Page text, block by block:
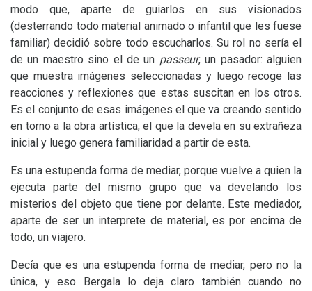
modo que, aparte de guiarlos en sus visionados
(desterrando todo material animado o infantil que les fuese
familiar) decidió sobre todo escucharlos. Su rol no sería el
de un maestro sino el de un passeur, un pasador: alguien
que muestra imágenes seleccionadas y luego recoge las
reacciones y reflexiones que estas suscitan en los otros.
Es el conjunto de esas imágenes el que va creando sentido
en torno a la obra artística, el que la devela en su extrañeza
inicial y luego genera familiaridad a partir de esta.
Es una estupenda forma de mediar, porque vuelve a quien la
ejecuta parte del mismo grupo que va develando los
misterios del objeto que tiene por delante. Este mediador,
aparte de ser un interprete de material, es por encima de
todo, un viajero.
Decía que es una estupenda forma de mediar, pero no la
única, y eso Bergala lo deja claro también cuando no